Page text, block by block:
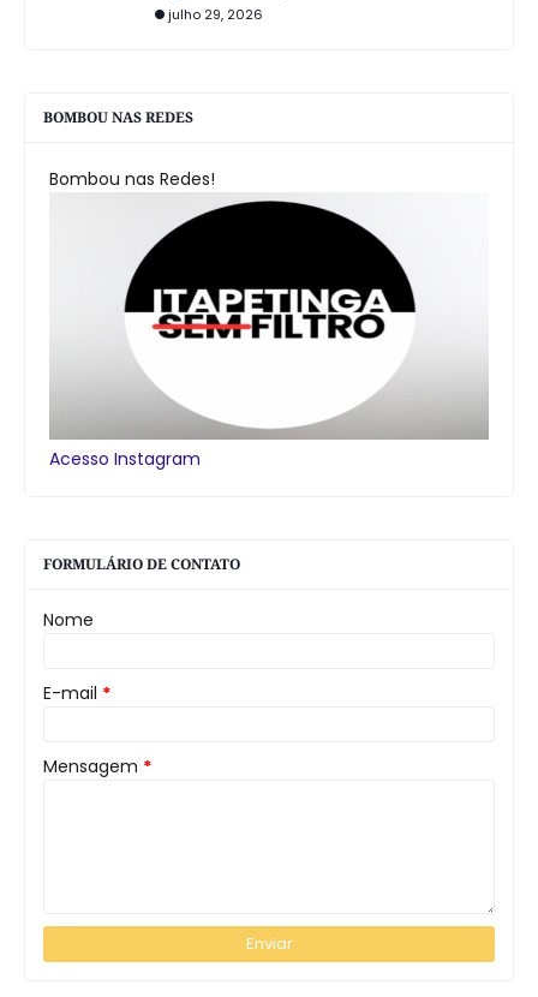
julho 29, 2026
BOMBOU NAS REDES
Bombou nas Redes!
Acesso Instagram
FORMULÁRIO DE CONTATO
Nome
E-mail *
Mensagem *